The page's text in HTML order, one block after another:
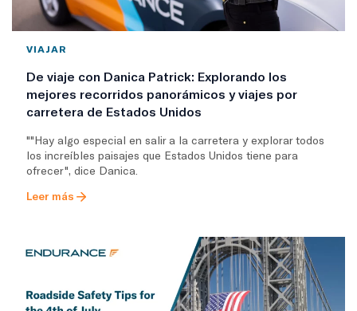
VIAJAR
De viaje con Danica Patrick: Explorando los
mejores recorridos panorámicos y viajes por
carretera de Estados Unidos
""Hay algo especial en salir a la carretera y explorar todos
los increíbles paisajes que Estados Unidos tiene para
ofrecer", dice Danica.
Leer más